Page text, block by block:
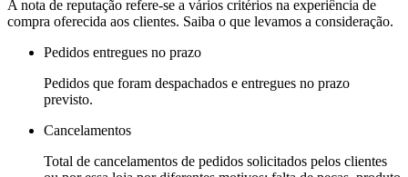
A nota de reputação refere-se a vários critérios na experiência de
compra oferecida aos clientes. Saiba o que levamos a consideração.
Pedidos entregues no prazo
Pedidos que foram despachados e entregues no prazo
previsto.
Cancelamentos
Total de cancelamentos de pedidos solicitados pelos clientes